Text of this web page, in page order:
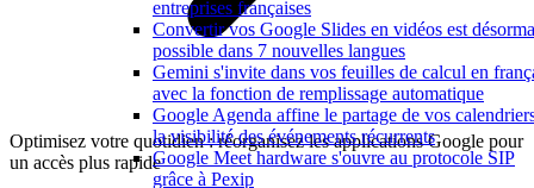
entreprises françaises
Convertir vos Google Slides en vidéos est
possible dans 7 nouvelles langues
Gemini s'invite dans vos feuilles de calcul en
avec la fonction de remplissage automatique
Google Agenda affine le partage de vos
la visibilité des événements récurrents
Google Meet hardware s'ouvre au protocole SIP
grâce à Pexip
Optimisez votre quotidien : réorganisez les applications Google pour
un accès plus rapide